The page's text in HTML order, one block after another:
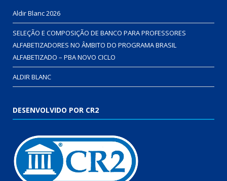
Aldir Blanc 2026
SELEÇÃO E COMPOSIÇÃO DE BANCO PARA PROFESSORES
ALFABETIZADORES NO ÂMBITO DO PROGRAMA BRASIL
ALFABETIZADO – PBA NOVO CICLO
ALDIR BLANC
DESENVOLVIDO POR CR2